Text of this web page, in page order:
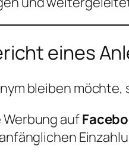
eines
bleiben
Werbung auf